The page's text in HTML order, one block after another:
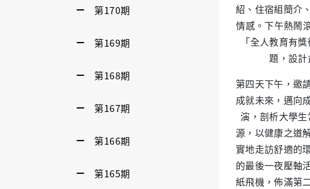
第170期
第169期
第168期
第167期
第166期
第165期
紹、住宿組簡介
情感。下午熱鬧
「全人教育有
題，設
第四天下午，邀
成就未來，邁向
演，剖析大學
源，以健康之道
實地走訪舒適的
的最後一夜壓軸
紙飛機，佈滿第